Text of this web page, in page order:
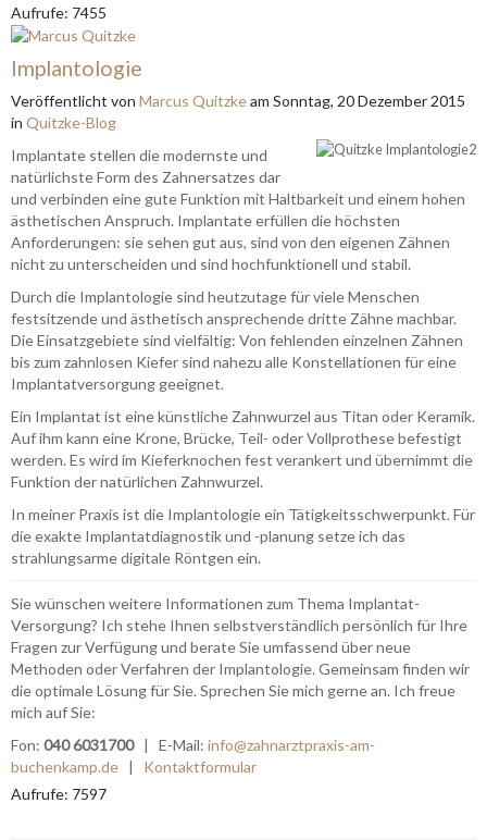
Aufrufe: 7455
Implantologie
Veröffentlicht von Marcus Quitzkeam Sonntag, 20 Dezember 2015
in Quitzke-Blog
Implantate stellen die modernste und
natürlichste Form des Zahnersatzes dar
und verbinden eine gute Funktion mit Haltbarkeit und einem hohen
ästhetischen Anspruch. Implantate erfüllen die höchsten
Anforderungen: sie sehen gut aus, sind von den eigenen Zähnen
nicht zu unterscheiden und sind hochfunktionell und stabil.
Durch die Implantologie sind heutzutage für viele Menschen
festsitzende und ästhetisch ansprechende dritte Zähne machbar.
Die Einsatzgebiete sind vielfältig: Von fehlenden einzelnen Zähnen
bis zum zahnlosen Kiefer sind nahezu alle Konstellationen für eine
Implantatversorgung geeignet.
Ein Implantat ist eine künstliche Zahnwurzel aus Titan oder Keramik.
Auf ihm kann eine Krone, Brücke, Teil- oder Vollprothese befestigt
werden. Es wird im Kieferknochen fest verankert und übernimmt die
Funktion der natürlichen Zahnwurzel.
In meiner Praxis ist die Implantologie ein Tätigkeitsschwerpunkt. Für
die exakte Implantatdiagnostik und -planung setze ich das
strahlungsarme digitale Röntgen ein.
Sie wünschen weitere Informationen zum Thema Implantat-
Versorgung? Ich stehe Ihnen selbstverständlich persönlich für Ihre
Fragen zur Verfügung und berate Sie umfassend über neue
Methoden oder Verfahren der Implantologie. Gemeinsam finden wir
die optimale Lösung für Sie. Sprechen Sie mich gerne an. Ich freue
mich auf Sie:
Fon: 040 6031700| E-Mail: info@zahnarztpraxis-am-
buchenkamp.de | Kontaktformular
Aufrufe: 7597